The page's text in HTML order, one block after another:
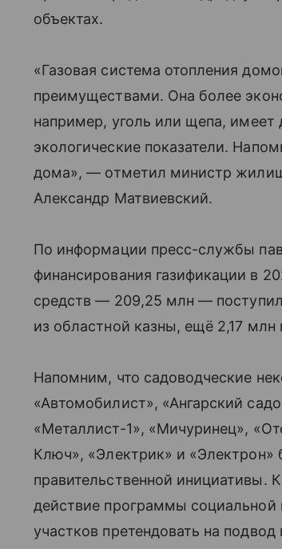
объектах.
«Газовая система отопления
преимуществами. Она более
например, уголь или щепа,
экологические показатели.
дома», — отметил министр
Александр Матвиевский.
По информации пресс-службы
финансирования газификации в
средств — 209,25 млн —
из областной казны, ещё 2,17
Напомним, что садоводческие
«Автомобилист», «Ангарский
«Металлист-1», «Мичуринец»,
Ключ», «Электрик» и «Электрон»
правительственной инициативы.
действие программы социальной
участков претендовать на